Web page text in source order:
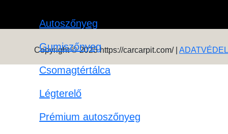
Autoszőnyeg
Gumiszőnyeg
Csomagtértálca
Légterelő
Prémium autoszőnyeg
Copyright © 2025 https://carcarpit.com/ |